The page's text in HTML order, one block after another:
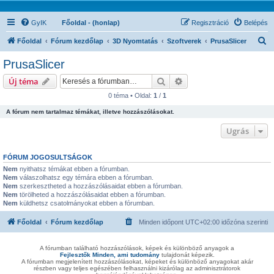
GyIK Főoldal - (honlap) Belépés
Regisztráció
Főoldal Fórum kezdőlap 3D Nyomtatás Szoftverek PrusaSlicer
PrusaSlicer
Új téma Keresés
0 téma • Oldal: 1 / 1
A fórum nem tartalmaz témákat, illetve hozzászólásokat.
Ugrás
FÓRUM JOGOSULTSÁGOK
Nem nyithatsz témákat ebben a fórumban.
Nem válaszolhatsz egy témára ebben a fórumban.
Nem szerkesztheted a hozzászólásaidat ebben a fórumban.
Nem törölheted a hozzászólásaidat ebben a fórumban.
Nem küldhetsz csatolmányokat ebben a fórumban.
Főoldal Fórum kezdőlap Minden időpont UTC+02:00 időzóna szerinti
A fórumban található hozzászólások, képek és különböző anyagok a
Fejlesztők Minden, ami tudománytulajdonát képezik.
A fórumban megjelenített hozzászólásokat, képeket és különböző anyagokat akár
részben vagy teljes egészében felhasználni kizárólag az adminisztrátorok